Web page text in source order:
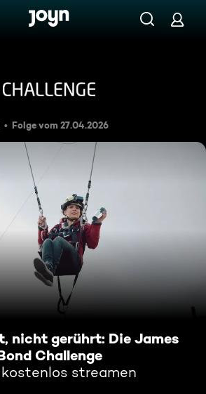
Folge vom 27.04.2026
nicht gerührt: Die James
Challenge
streamen